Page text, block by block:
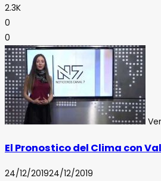
2.3K
0
0
El Pronostico del Clima con
24/12/201924/12/2019